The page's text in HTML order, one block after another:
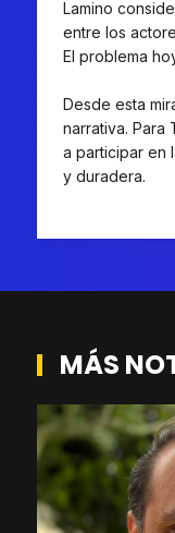
Lamino
entre los
El problema
Desde esta
narrativa. Para
a participar en
y duradera.
MÁS